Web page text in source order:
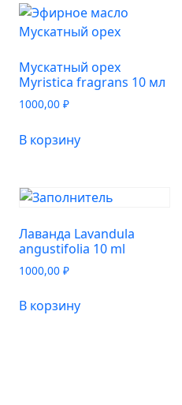
Мускатный орех
Myristica fragrans 10 мл
1000,00 ₽
В корзину
Лаванда Lavandula
angustifolia 10 ml
1000,00 ₽
В корзину